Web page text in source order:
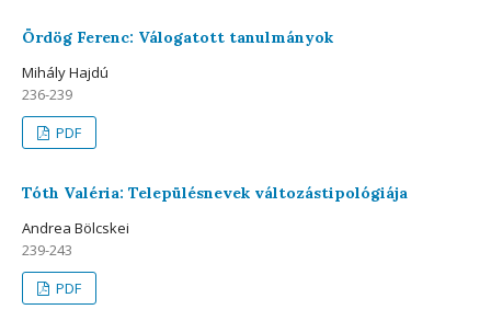
Ördög Ferenc: Válogatott tanulmányok
Mihály Hajdú
236-239
PDF
Tóth Valéria: Településnevek változástipológiája
Andrea Bölcskei
239-243
PDF